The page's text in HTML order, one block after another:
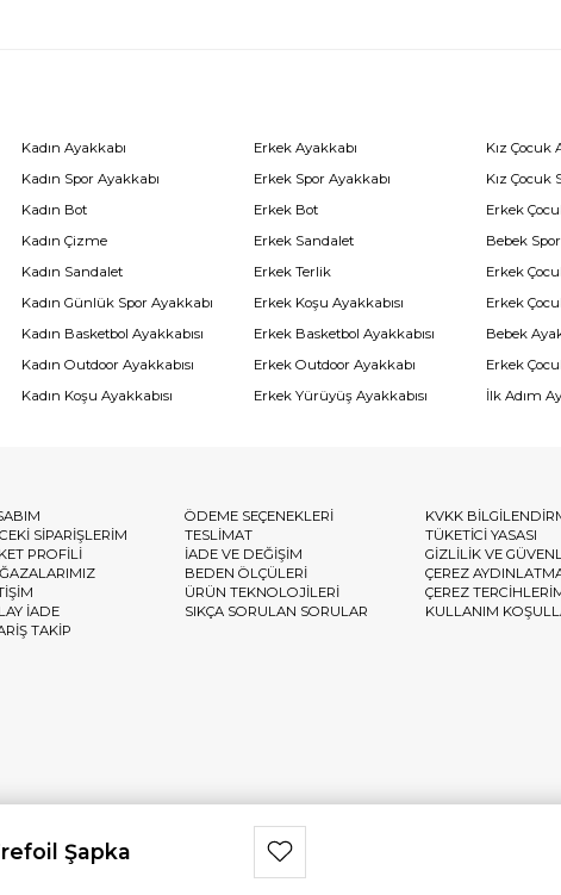
Kadın Ayakkabı
Kadın Spor Ayakkabı
Kadın Bot
Kadın Çizme
Kadın Sandalet
Kadın Günlük Spor Ayakkabı
Kadın Basketbol Ayakkabısı
Kadın Outdoor Ayakkabısı
Kadın Koşu Ayakkabısı
Erkek Ayakkabı
Erkek Spor Ayakkabı
Erkek Bot
Erkek Sandalet
Erkek Terlik
Erkek Koşu Ayakkabısı
Erkek Basketbol Ayakkabısı
Erkek Outdoor Ayakkabı
Erkek Yürüyüş Ayakkabısı
Kız Çocuk
Kız Çocuk
Erkek
Bebek
Erkek
Erkek
Bebek
Erkek
İlk Adım
SİPARİŞLERİM
PROFİLİ
İADE
TAKİP
ÖDEME SEÇENEKLERİ
TESLİMAT
İADE VE DEĞİŞİM
BEDEN ÖLÇÜLERİ
ÜRÜN TEKNOLOJİLERİ
SIKÇA SORULAN SORULAR
KVKK
TÜKETİCİ YASASI
GİZLİLİK VE
ÇEREZ
ÇEREZ
KULLANIM
Şapka